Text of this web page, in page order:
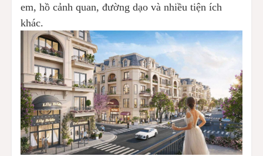
em, hồ cảnh quan, đường dạo và nhiều tiện ích
khác.